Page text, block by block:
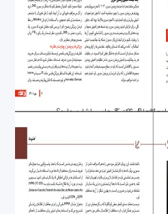
کنیم؟
اعمال کنیم؟